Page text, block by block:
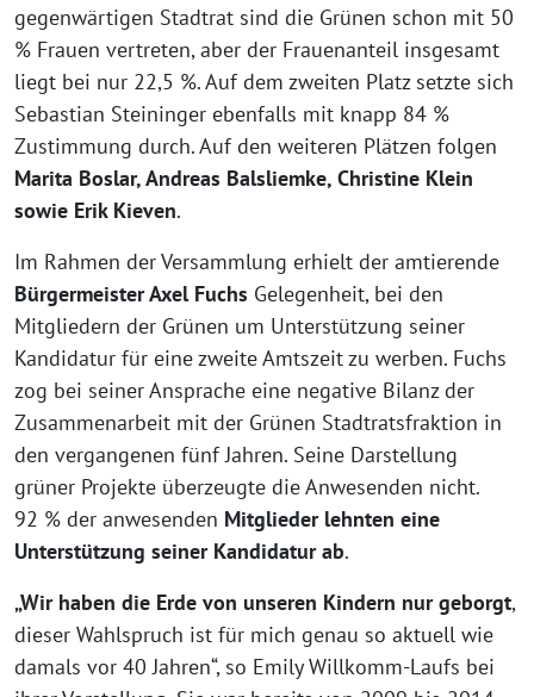
gegenwärtigen Stadtrat sind die Grünen schon mit 50
% Frauen vertreten, aber der Frauenanteil insgesamt
liegt bei nur 22,5 %. Auf dem zweiten Platz setzte sich
Sebastian Steininger ebenfalls mit knapp 84 %
Zustimmung durch. Auf den weiteren Plätzen folgen
Marita Boslar, Andreas Balsliemke, Christine Klein
sowie Erik Kieven.
Im Rahmen der Versammlung erhielt der amtierende
Bürgermeister Axel Fuchs Gelegenheit, bei den
Mitgliedern der Grünen um Unterstützung seiner
Kandidatur für eine zweite Amtszeit zu werben. Fuchs
zog bei seiner Ansprache eine negative Bilanz der
Zusammenarbeit mit der Grünen Stadtratsfraktion in
den vergangenen fünf Jahren. Seine Darstellung
grüner Projekte überzeugte die Anwesenden nicht.
92 % der anwesenden Mitglieder lehnten eine
Unterstützung seiner Kandidatur ab.
„Wir haben die Erde von unseren Kindern nur geborgt,
dieser Wahlspruch ist für mich genau so aktuell wie
damals vor 40 Jahren“, so Emily Willkomm-Laufs bei